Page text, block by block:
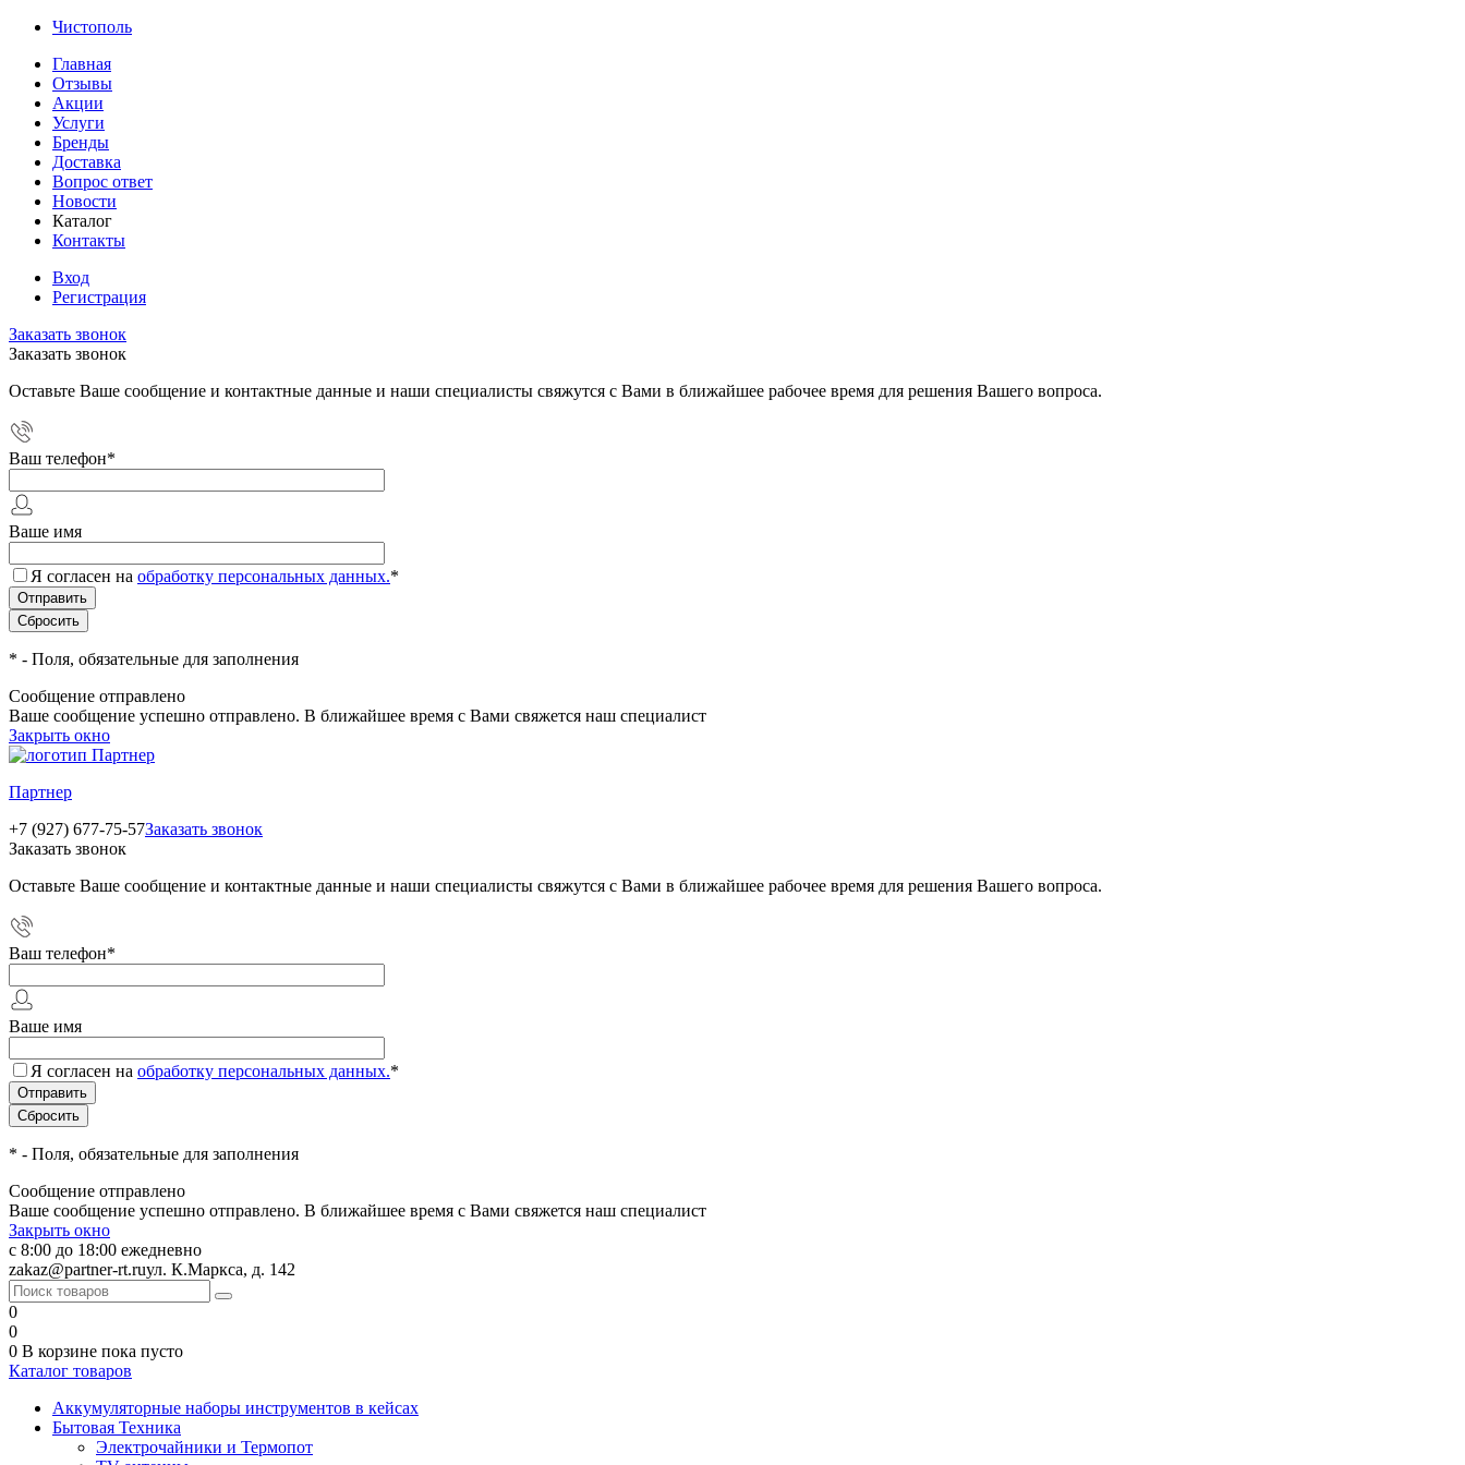
Чистополь
Главная
Отзывы
Акции
Услуги
Бренды
Доставка
Вопрос ответ
Новости
Каталог
Контакты
Вход
Регистрация
Заказать звонок
Заказать звонок
Оставьте Ваше сообщение и контактные данные и наши специалисты свяжутся с Вами в ближайшее рабочее время для решения Вашего вопроса.
Ваш телефон*
Ваше имя
Я согласен на обработку персональных данных.*
* - Поля, обязательные для заполнения
Сообщение отправлено
Ваше сообщение успешно отправлено. В ближайшее время с Вами свяжется наш специалист
Закрыть окно
Партнер
+7 (927) 677-75-57Заказать звонок
Заказать звонок
Оставьте Ваше сообщение и контактные данные и наши специалисты свяжутся с Вами в ближайшее рабочее время для решения Вашего вопроса.
Ваш телефон*
Ваше имя
Я согласен на обработку персональных данных.*
* - Поля, обязательные для заполнения
Сообщение отправлено
Ваше сообщение успешно отправлено. В ближайшее время с Вами свяжется наш специалист
Закрыть окно
с 8:00 до 18:00 ежедневно
zakaz@partner-rt.ruул. К.Маркса, д. 142
0
0
0 В корзине пока пусто
Каталог товаров
Аккумуляторные наборы инструментов в кейсах
Бытовая Техника
Электрочайники и Термопот